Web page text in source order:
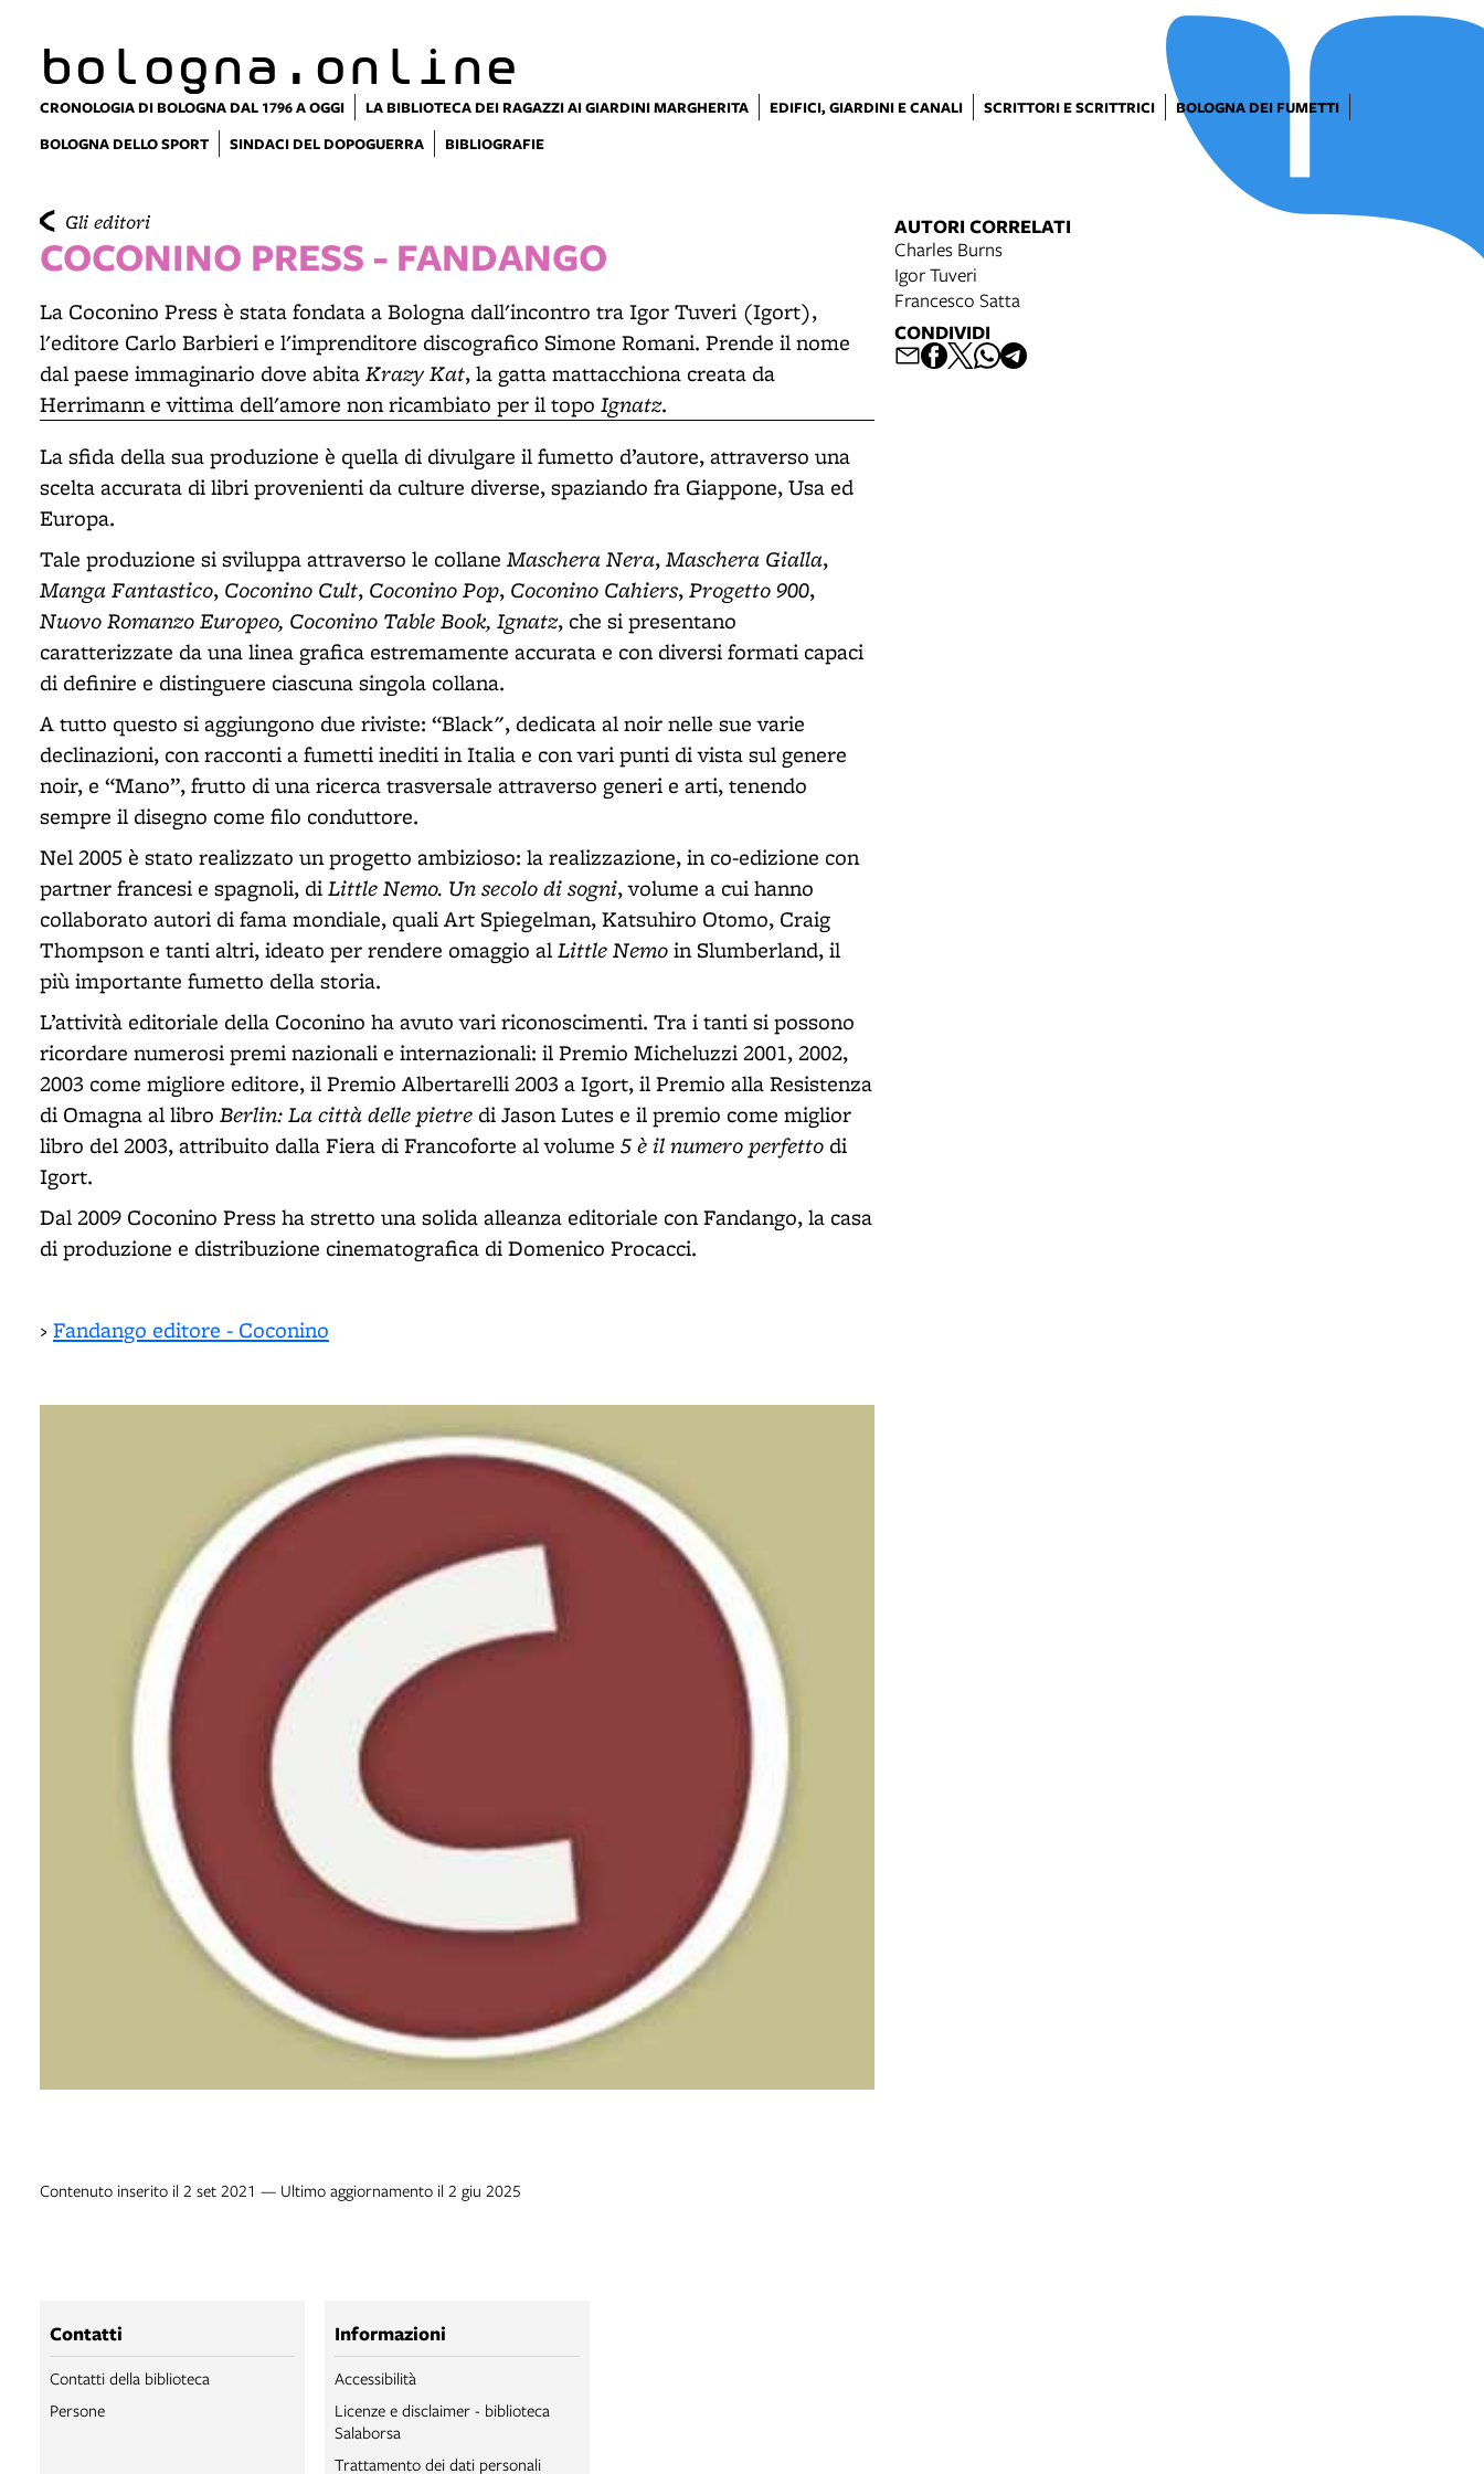
bologna.online
CRONOLOGIA DI BOLOGNA DAL 1796 A OGGI LA BIBLIOTECA DEI RAGAZZI AI GIARDINI MARGHERITA EDIFICI, GIARDINI E CANALI SCRITTORI E SCRITTRICI
BOLOGNA DEI FUMETTI
BOLOGNA DELLO SPORT
SINDACI DEL DOPOGUERRA BIBLIOGRAFIE
Gli editori
COCONINO PRESS - FANDANGO
La Coconino Press è stata fondata a Bologna dall'incontro tra Igor Tuveri (Igort),
l'editore Carlo Barbieri e l'imprenditore discografico Simone Romani. Prende il nome
dal paese immaginario dove abitaKrazy Kat, la gatta mattacchiona creata da
Herrimann e vittima dell'amore non ricambiato per il topo Ignatz.
La sfida della sua produzione è quella di divulgare il fumetto d’autore, attraverso una
scelta accurata di libri provenienti da culture diverse, spaziando fra Giappone, Usa ed
Europa.
Tale produzione si sviluppa attraverso le collane Maschera Nera,Maschera Gialla,
Manga Fantastico, Coconino Cult, Coconino Pop, Coconino Cahiers,Progetto 900,
Nuovo Romanzo Europeo, Coconino Table Book, Ignatz, che si presentano
caratterizzate da una linea grafica estremamente accurata e con diversi formati capaci
di definire e distinguere ciascuna singola collana.
A tutto questo si aggiungono due riviste: “Black", dedicata al noir nelle sue varie
declinazioni, con racconti a fumetti inediti in Italia e con vari punti di vista sul genere
noir, e “Mano”, frutto di una ricerca trasversale attraverso generi e arti, tenendo
sempre il disegno come filo conduttore.
Nel 2005 è stato realizzato un progetto ambizioso: la realizzazione, in co-edizione con
partner francesi e spagnoli, diLittle Nemo. Un secolo di sogni, volume a cui hanno
collaborato autori di fama mondiale, quali Art Spiegelman, Katsuhiro Otomo, Craig
Thompson e tanti altri, ideato per rendere omaggio alLittle Nemoin Slumberland, il
più importante fumetto della storia.
L’attività editoriale della Coconino ha avuto vari riconoscimenti. Tra i tanti si possono
ricordare numerosi premi nazionali e internazionali: il Premio Micheluzzi 2001, 2002,
2003 come migliore editore, il Premio Albertarelli 2003 a Igort, il Premio alla Resistenza
di Omagna al libro Berlin: La città delle pietre di Jason Lutes e il premio come miglior
libro del 2003, attribuito dalla Fiera di Francoforte al volume 5 è il numero perfetto di
Igort.
Dal 2009 Coconino Press ha stretto una solida alleanza editoriale con Fandango, la casa
di produzione e distribuzione cinematografica di Domenico Procacci.
› Fandango editore - Coconino
AUTORI CORRELATI
Charles Burns
Igor Tuveri
Francesco Satta
CONDIVIDI
Contenuto inserito il 2 set 2021 — Ultimo aggiornamento il 2 giu 2025
Contatti
Contatti della biblioteca
Persone
Informazioni
Accessibilità
Licenze e disclaimer - biblioteca
Salaborsa
Trattamento dei dati personali